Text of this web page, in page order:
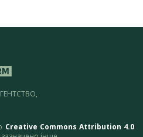
Creative Commons Attribution 4.0